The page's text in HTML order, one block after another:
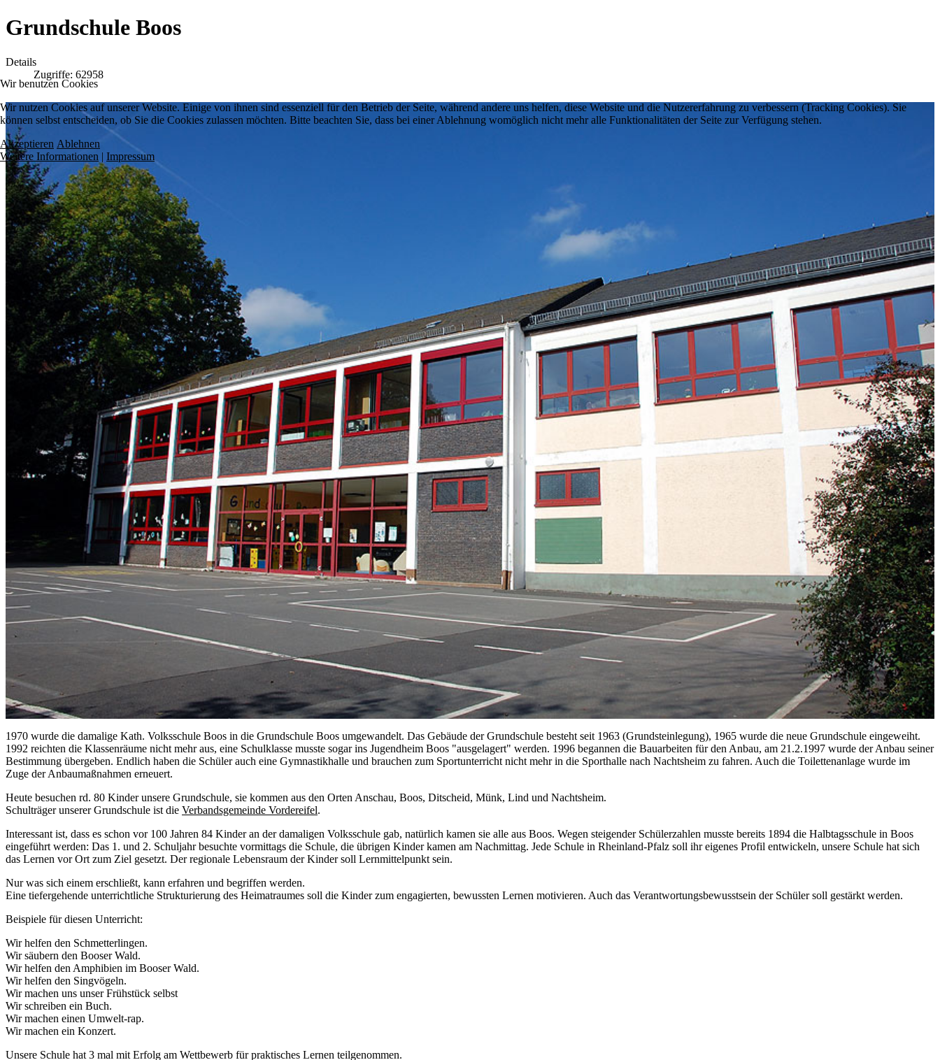
Grundschule Boos
Details
Zugriffe: 62958
1970 wurde die damalige Kath. Volksschule Boos in die Grundschule Boos umgewandelt. Das Gebäude der Grundschule besteht seit 1963 (Grundsteinlegung), 1965 wurde die neue Grundschule eingeweiht.
1992 reichten die Klassenräume nicht mehr aus, eine Schulklasse musste sogar ins Jugendheim Boos "ausgelagert" werden. 1996 begannen die Bauarbeiten für den Anbau, am 21.2.1997 wurde der Anbau seiner
Bestimmung übergeben. Endlich haben die Schüler auch eine Gymnastikhalle und brauchen zum Sportunterricht nicht mehr in die Sporthalle nach Nachtsheim zu fahren. Auch die Toilettenanlage wurde im
Zuge der Anbaumaßnahmen erneuert.
Heute besuchen rd. 80 Kinder unsere Grundschule, sie kommen aus den Orten Anschau, Boos, Ditscheid, Münk, Lind und Nachtsheim.
Schulträger unserer Grundschule ist die Verbandsgemeinde Vordereifel.
Interessant ist, dass es schon vor 100 Jahren 84 Kinder an der damaligen Volksschule gab, natürlich kamen sie alle aus Boos. Wegen steigender Schülerzahlen musste bereits 1894 die Halbtagsschule in Boos
eingeführt werden: Das 1. und 2. Schuljahr besuchte vormittags die Schule, die übrigen Kinder kamen am Nachmittag. Jede Schule in Rheinland-Pfalz soll ihr eigenes Profil entwickeln, unsere Schule hat sich
das Lernen vor Ort zum Ziel gesetzt. Der regionale Lebensraum der Kinder soll Lernmittelpunkt sein.
Nur was sich einem erschließt, kann erfahren und begriffen werden.
Eine tiefergehende unterrichtliche Strukturierung des Heimatraumes soll die Kinder zum engagierten, bewussten Lernen motivieren. Auch das Verantwortungsbewusstsein der Schüler soll gestärkt werden.
Beispiele für diesen Unterricht:
Wir helfen den Schmetterlingen.
Wir säubern den Booser Wald.
Wir helfen den Amphibien im Booser Wald.
Wir helfen den Singvögeln.
Wir machen uns unser Frühstück selbst
Wir schreiben ein Buch.
Wir machen einen Umwelt-rap.
Wir machen ein Konzert.
Unsere Schule hat 3 mal mit Erfolg am Wettbewerb für praktisches Lernen teilgenommen.
Wir benutzen Cookies
Wir nutzen Cookies auf unserer Website. Einige von ihnen sind essenziell für den Betrieb der Seite, während andere uns helfen, diese Website und die Nutzererfahrung zu verbessern (Tracking Cookies). Sie
können selbst entscheiden, ob Sie die Cookies zulassen möchten. Bitte beachten Sie, dass bei einer Ablehnung womöglich nicht mehr alle Funktionalitäten der Seite zur Verfügung stehen.
Akzeptieren Ablehnen
Weitere Informationen | Impressum